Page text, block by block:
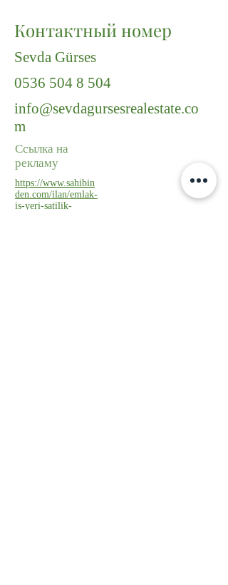
Контактный номер
Sevda Gürses
0536 504 8 504
info@sevdagursesrealestate.co
m
Ссылка на
рекламу
https://www.sahibin
den.com/ilan/emlak-
is-yeri-satilik-